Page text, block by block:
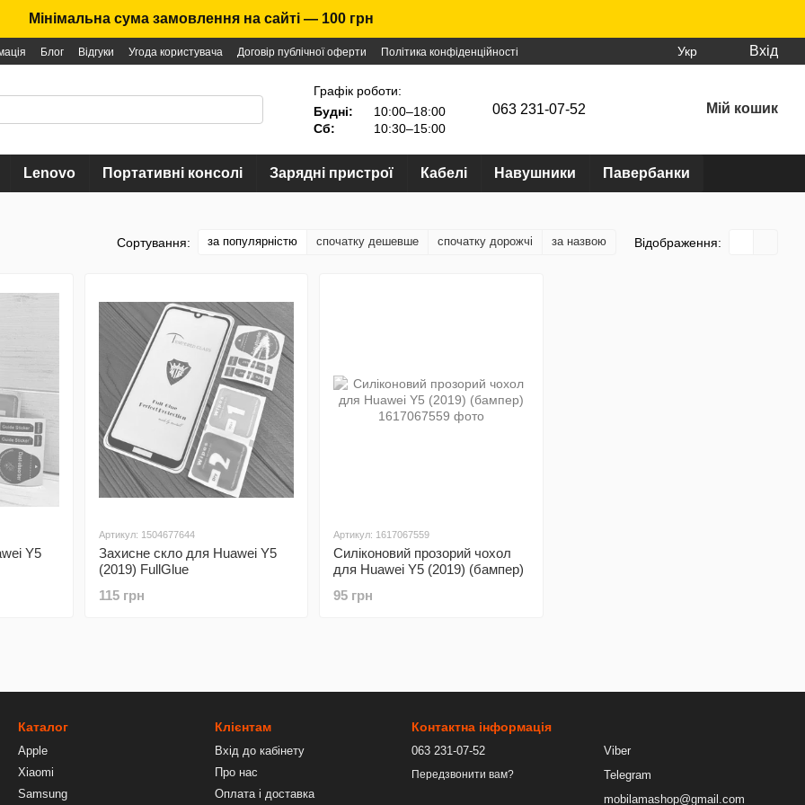
Мінімальна сума замовлення на сайті — 100 грн
Блог Відгуки Угода користувача Договір публічної оферти Політика конфіденційності Укр Вхід
Графік роботи:
Будні:
10:00–18:00
Сб:
10:30–15:00
063 231-07-52 Мій кошик
Lenovo Портативні консолі Зарядні пристрої Кабелі Навушники Павербанки
Сортування: за популярністю спочатку дешевше спочатку дорожчі за назвою Відображення:
Y5
Артикул: 1504677644
Захисне скло для Huawei Y5
(2019) FullGlue
115 грн
Артикул: 1617067559
Силіконовий прозорий чохол
для Huawei Y5 (2019) (бампер)
95 грн
Каталог
Apple
Xiaomi
Samsung
Клієнтам
Вхід до кабінету
Про нас
Оплата і доставка
Контактна інформація
063 231-07-52
Передзвонити вам?
Viber
Telegram
mobilamashop@gmail.com